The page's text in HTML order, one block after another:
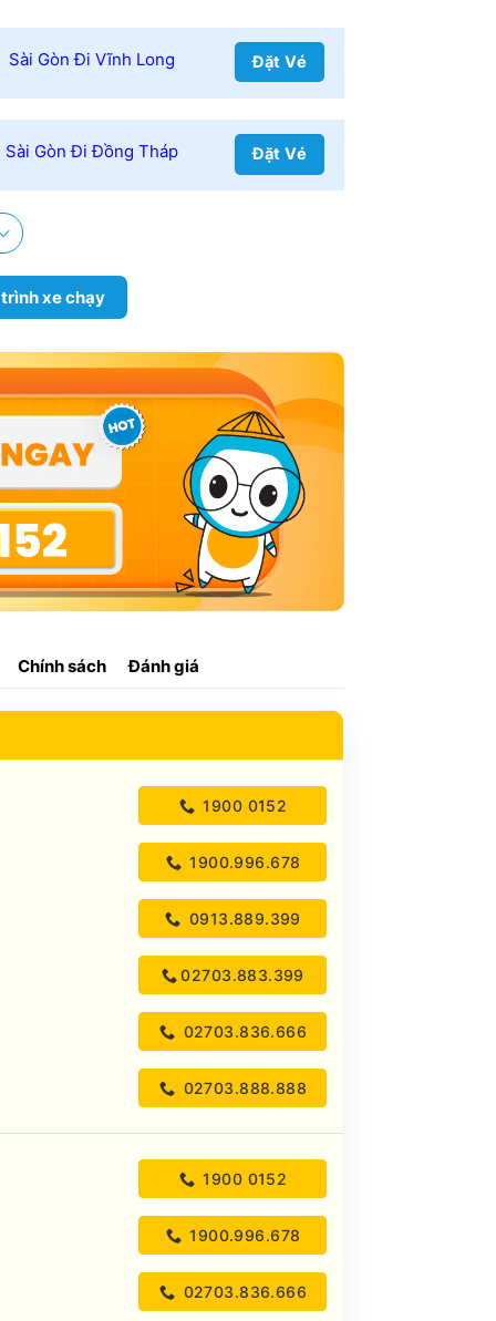
Sài Gòn Đi Vĩnh Long Đặt Vé
Sài Gòn Đi Đồng Tháp Đặt Vé
xe chạy
Chính sách Đánh giá
1900 0152
1900.996.678
0913.889.399
02703.883.399
02703.836.666
02703.888.888
1900 0152
1900.996.678
02703.836.666